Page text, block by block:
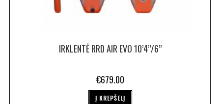
IRKLENTĖ RRD AIR EVO 10’4”/6”
€679.00
Į KREPŠELĮ